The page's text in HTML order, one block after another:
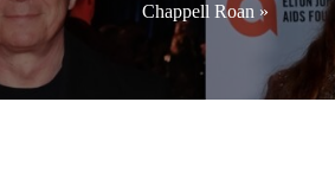
Chappell Roan »